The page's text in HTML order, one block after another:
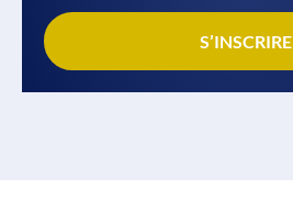
S’INSCRIRE